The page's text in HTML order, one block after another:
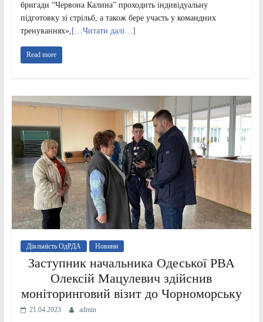
бригади “Червона Калина” проходить індивідуальну
підготовку зі стрільб, а також бере участь у командних
тренуваннях», […Читати далі…]
Read more
Діяльність ОдРДА Новини
Заступник начальника Одеської РВА
Олексій Мацулевич здійснив
моніторинговий візит до Чорноморську
21.04.2023 admin